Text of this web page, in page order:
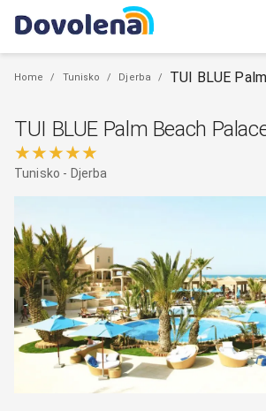
Home / Tunisko / Djerba / TUI BLUE
TUI BLUE Palm Beach
★★★★★
Tunisko - Djerba